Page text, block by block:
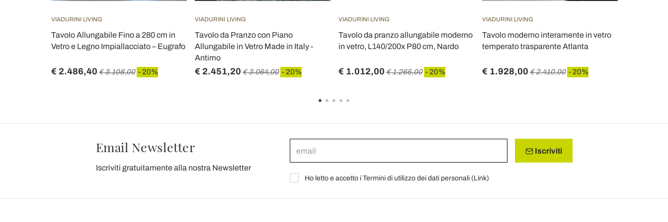
VIADURINI LIVING
Tavolo Allungabile Fino a 280 cm in
Vetro e Legno Impiallacciato – Eugrafo
€ 2.486,40 € 3.108,00 - 20%
VIADURINI LIVING
Tavolo da Pranzo con Piano
Allungabile in Vetro Made in Italy -
Antimo
€ 2.451,20 € 3.064,00 - 20%
VIADURINI LIVING
Tavolo da pranzo allungabile moderno
in vetro, L140/200x P80 cm, Nardo
€ 1.012,00 € 1.265,00 - 20%
VIADURINI LIVING
Tavolo moderno interamente in vetro
temperato trasparente Atlanta
€ 1.928,00 € 2.410,00 - 20%
Email Newsletter
Iscriviti gratuitamente alla nostra Newsletter
Iscriviti
Ho letto e accetto i Termini di utilizzo dei dati personali (Link)